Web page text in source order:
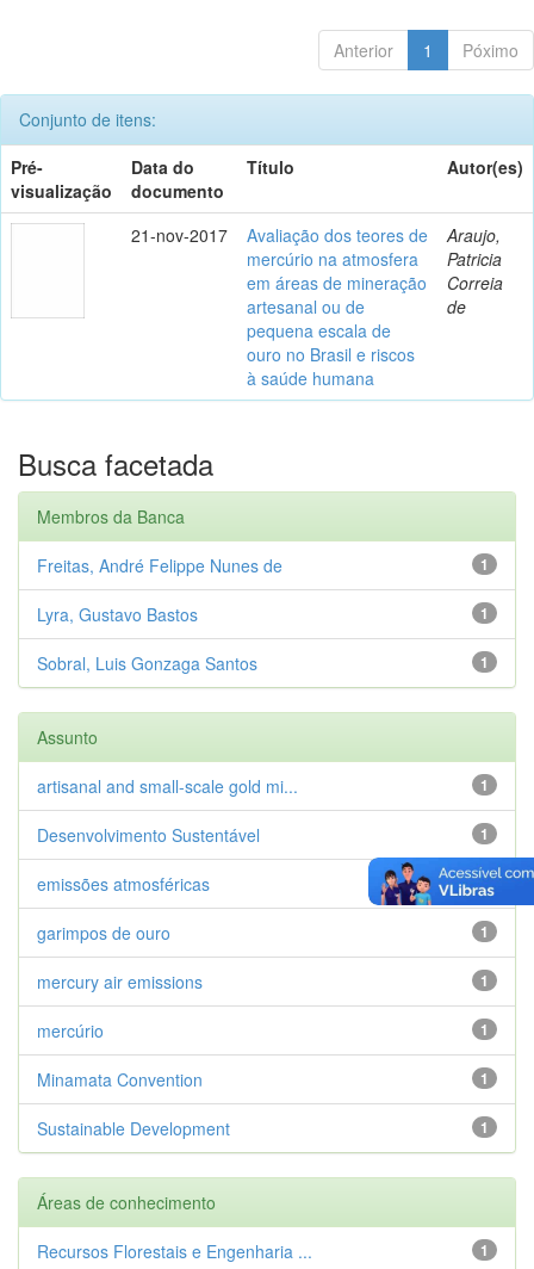
Anterior 1 Póximo
Conjunto de itens:
Pré-
visualização
Data do
documento
Título Autor(es)
21-nov-2017
Avaliação dos teores de
mercúrio na atmosfera
em áreas de mineração
artesanal ou de
pequena escala de
ouro no Brasil e riscos
à saúde humana
Araujo,
Patricia
Correia
de
Busca facetada
Membros da Banca
1
Freitas, André Felippe Nunes de
1
Lyra, Gustavo Bastos
1
Sobral, Luis Gonzaga Santos
Assunto
1
artisanal and small-scale gold mi...
1
Desenvolvimento Sustentável
1
emissões atmosféricas
1
garimpos de ouro
1
mercury air emissions
1
mercúrio
1
Minamata Convention
1
Sustainable Development
Áreas de conhecimento
1
Recursos Florestais e Engenharia ...